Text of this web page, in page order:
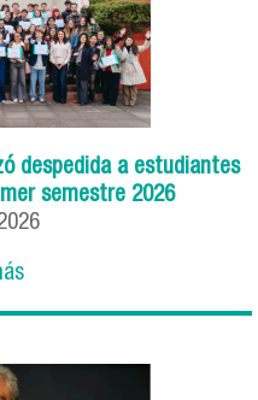
despedida a estudiantes
semestre 2026